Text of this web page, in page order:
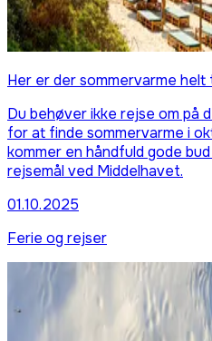
Her er der sommervarme helt
Du behøver ikke rejse om på
for at finde sommervarme i
kommer en håndfuld gode
rejsemål ved Middelhavet.
01.10.2025
Ferie og rejser